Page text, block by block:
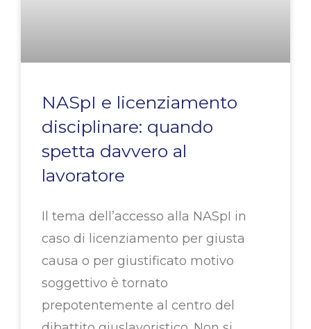
NASpI e licenziamento
disciplinare: quando
spetta davvero al
lavoratore
Il tema dell’accesso alla NASpI in
caso di licenziamento per giusta
causa o per giustificato motivo
soggettivo è tornato
prepotentemente al centro del